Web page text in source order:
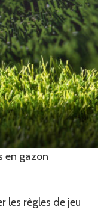
en gazon
les règles de jeu